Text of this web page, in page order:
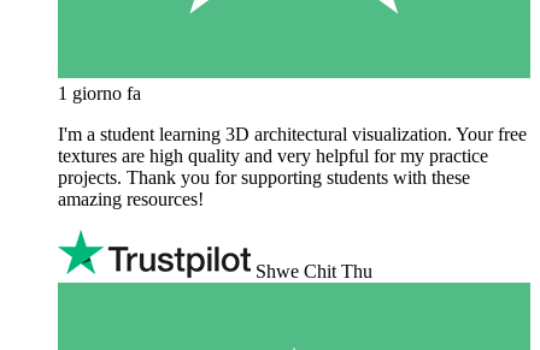
1 giorno fa
I'm a student learning 3D architectural visualization. Your free
textures are high quality and very helpful for my practice
projects. Thank you for supporting students with these
amazing resources!
Shwe Chit Thu